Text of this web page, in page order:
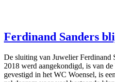
Ferdinand Sanders
De sluiting van Juwelier Ferdinand
2018 werd aangekondigd, is van
gevestigd in het WC Woensel, is